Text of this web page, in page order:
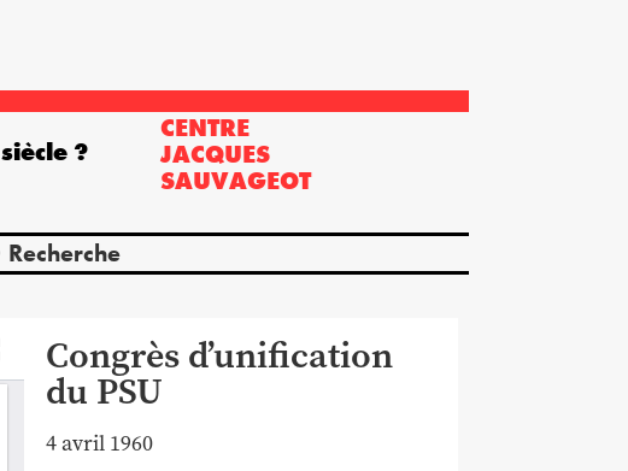
CENTRE
JACQUES
SAUVAGEOT
Recherche
siècle ?
Congrès d’unification
du PSU
4 avril 1960